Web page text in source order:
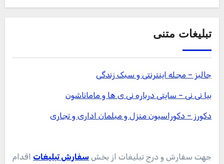
تبلیغات متنی
جالبز – مجله اینترنتی و سبک زندگی
بیا نی نی – سایتی درباره نی ی ها و ماماناشون
دکورز – دکوراسیون منزل و مبلمان اداری و تجاری
جهت سفارش و درج تبلیغات از بخش سفارش تبلیغات اقدام